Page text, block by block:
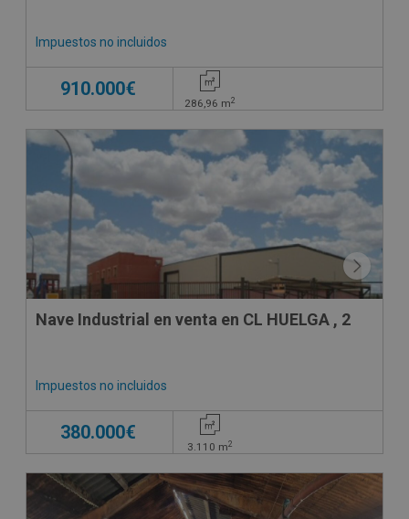
Impuestos no incluidos
910.000€
286,96 m2
Nave Industrial en venta en CL HUELGA , 2
Impuestos no incluidos
380.000€
3.110 m2